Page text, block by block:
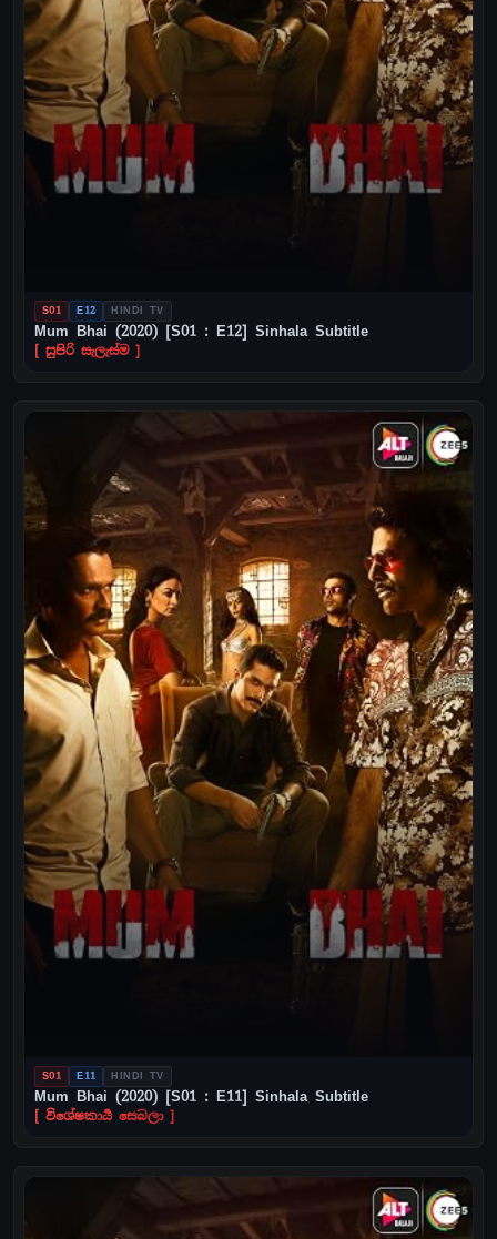
S01 E12 HINDI TV
Mum Bhai (2020) [S01 : E12] Sinhala Subtitle
[ සුපිරි සැලැස්ම ]
S01 E11 HINDI TV
Mum Bhai (2020) [S01 : E11] Sinhala Subtitle
[ විශේෂකාර්‍ය සෙබලා ]